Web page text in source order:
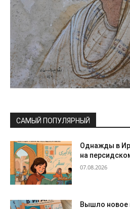
САМЫЙ ПОПУЛЯРНЫЙ
Однажды в
на
07.08.2026
Вышло новое